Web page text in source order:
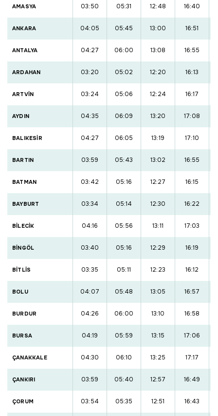
AMASYA 03:50 05:31 12:48 16:40
ANKARA 04:05 05:45 13:00 16:51
ANTALYA 04:27 06:00 13:08 16:55
ARDAHAN 03:20 05:02 12:20 16:13
ARTVİN 03:24 05:06 12:24 16:17
AYDIN 04:35 06:09 13:20 17:08
BALIKESİR 04:27 06:05 13:19 17:10
BARTIN 03:59 05:43 13:02 16:55
BATMAN 03:42 05:16 12:27 16:15
BAYBURT 03:34 05:14 12:30 16:22
BİLECİK 04:16 05:56 13:11 17:03
BİNGÖL 03:40 05:16 12:29 16:19
BİTLİS 03:35 05:11 12:23 16:12
BOLU 04:07 05:48 13:05 16:57
BURDUR 04:26 06:00 13:10 16:58
BURSA 04:19 05:59 13:15 17:06
ÇANAKKALE 04:30 06:10 13:25 17:17
ÇANKIRI 03:59 05:40 12:57 16:49
ÇORUM 03:54 05:35 12:51 16:43